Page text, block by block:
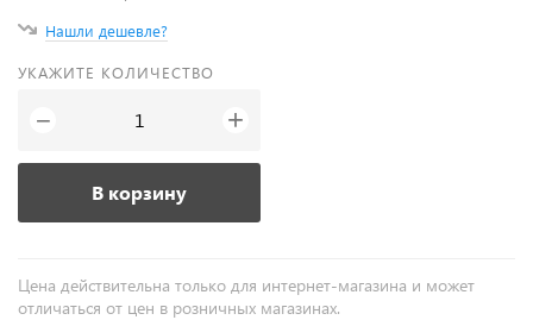
Нашли дешевле?
УКАЖИТЕ КОЛИЧЕСТВО
− +
В корзину
Цена действительна только для интернет-магазина и может
отличаться от цен в розничных магазинах.